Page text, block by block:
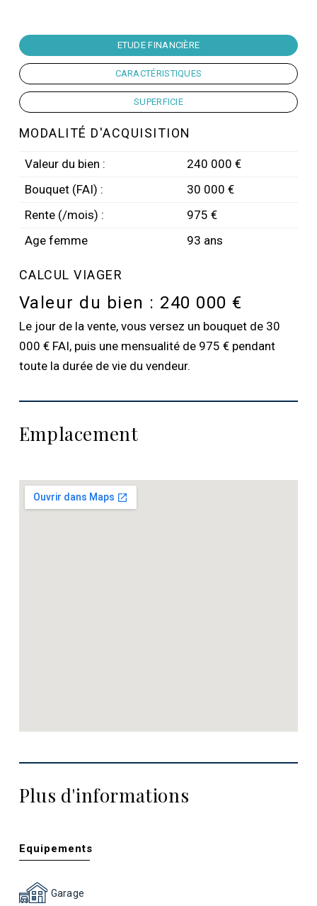
ETUDE FINANCIÈRE
CARACTÉRISTIQUES
SUPERFICIE
MODALITÉ D'ACQUISITION
Valeur du bien :
240 000 €
Bouquet (FAI) :
30 000 €
Rente (/mois) :
975 €
Age femme
93 ans
CALCUL VIAGER
Valeur du bien : 240 000 €
Le jour de la vente, vous versez un bouquet de 30
000 € FAI, puis une mensualité de 975 € pendant
toute la durée de vie du vendeur.
Emplacement
Plus d'informations
Equipements
Garage